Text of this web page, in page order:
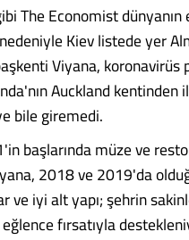
The Economist
Kiev listede yer
Viyana, koronavirüs
Auckland kentinden
bile giremedi.
başlarında müze ve
2018 ve 2019'da
ve iyi alt yapı; şehrin
fırsatıyla